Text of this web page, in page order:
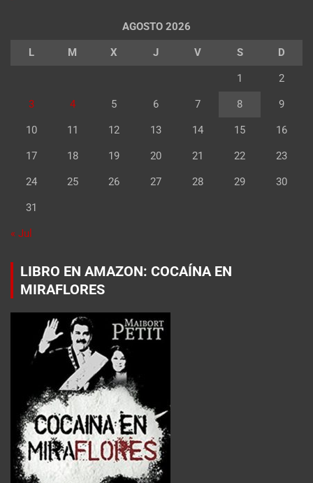
AGOSTO 2026
L M X J V S D
1 2
3 4 5 6 7 8 9
10 11 12 13 14 15 16
17 18 19 20 21 22 23
24 25 26 27 28 29 30
31
« Jul
LIBRO EN AMAZON: COCAÍNA EN
MIRAFLORES